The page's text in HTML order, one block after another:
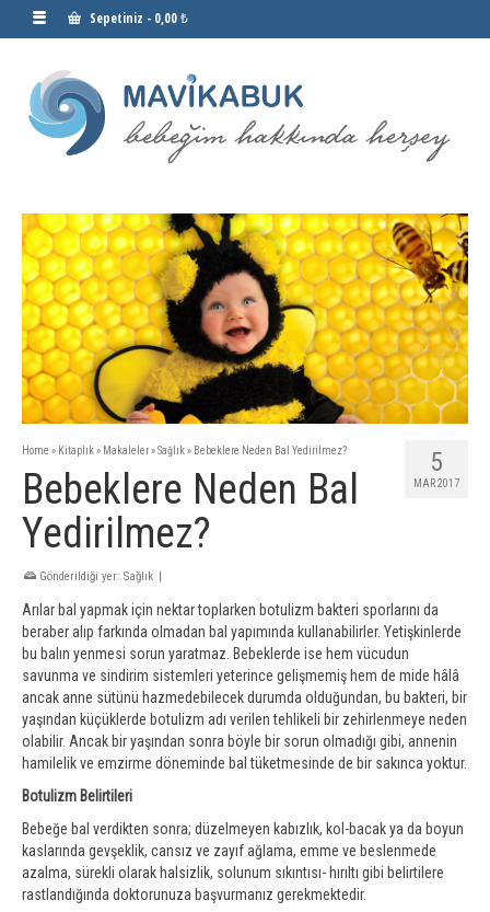
Sepetiniz - 0,00 ₺
5
MAR 2017
Home » Kitaplık» Makaleler»Sağlık» Bebeklere Neden Bal Yedirilmez?
Bebeklere Neden Bal
Yedirilmez?
Gönderildiği yer: Sağlık
Arılar bal yapmak için nektar toplarken botulizm bakteri sporlarını da
beraber alıp farkında olmadan bal yapımında kullanabilirler. Yetişkinlerde
bu balın yenmesi sorun yaratmaz. Bebeklerde ise hem vücudun
savunma ve sindirim sistemleri yeterince gelişmemiş hem de mide hâlâ
ancak anne sütünü hazmedebilecek durumda olduğundan, bu bakteri, bir
yaşından küçüklerde botulizm adı verilen tehlikeli bir zehirlenmeye neden
olabilir. Ancak bir yaşından sonra böyle bir sorun olmadığı gibi, annenin
hamilelik ve emzirme döneminde bal tüketmesinde de bir sakınca yoktur.
Botulizm Belirtileri
Bebeğe bal verdikten sonra; düzelmeyen kabızlık, kol-bacak ya da boyun
kaslarında gevşeklik, cansız ve zayıf ağlama, emme ve beslenmede
azalma, sürekli olarak halsizlik, solunum sıkıntısı- hırıltı gibi belirtilere
rastlandığında doktorunuza başvurmanız gerekmektedir.